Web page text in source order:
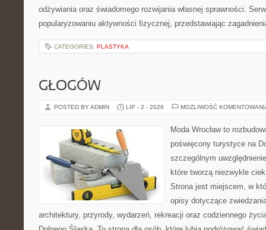
odżywiania oraz świadomego rozwijania własnej sprawności.
popularyzowaniu aktywności fizycznej, przedstawiając
CATEGORIES: PLASTYKA
GŁOGÓW
POSTED BY ADMIN LIP - 2 - 2026 MOŻLIWOŚĆ
Moda Wrocław to
poświęcony turystyce na
szczególnym
które tworzą niezwykle
Strona jest miejscem, w
opisy dotyczące
architektury, przyrody, wydarzeń, rekreacji oraz codziennego